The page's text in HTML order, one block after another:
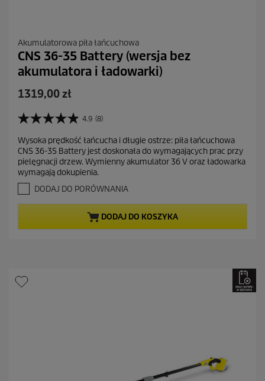
Akumulatorowa piła łańcuchowa
CNS 36-35 Battery (wersja bez
akumulatora i ładowarki)
A
t
a
l
n
a
c
1319,00 zł
4.9 (8)
4
9
n
a
5
w
z
8
Wysoka prędkość łańcucha i długie ostrze: piła łańcuchowa
CNS 36-35 Battery jest doskonała do wymagających prac przy
pielęgnacji drzew. Wymienny akumulator 36 V oraz ładowarka
wymagają dokupienia.
DODAJ DO PORÓWNANIA
DODAJ DO KOSZYKA